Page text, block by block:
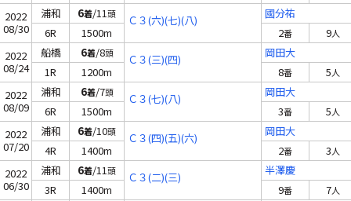
2022
08/30
浦和 6着/11頭 Ｃ３(六)(七)(八)
國分祐
6R
1500m 2番 9人
2022
08/24
船橋 6着/8頭 Ｃ３(三)(四)
岡田大
1R
1200m 8番 5人
2022
08/09
浦和 6着/7頭 Ｃ３(七)(八)
岡田大
6R
1500m 3番 5人
2022
07/20
浦和 6着/10頭 Ｃ３(四)(五)(六)
岡田大
4R
1400m 2番 3人
2022
06/30
浦和 6着/11頭 Ｃ３(二)(三)
半澤慶
3R
1400m 9番 7人